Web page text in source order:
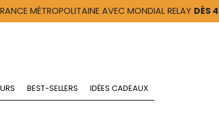
MÉTROPOLITAINE AVEC MONDIAL RELAY DÈS
BEST-SELLERS IDÉES CADEAUX